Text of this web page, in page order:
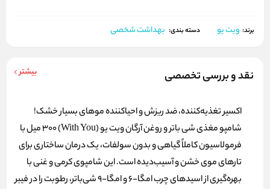
برند: ویت یو دسته بندی: بهداشت شخصی
نقد و بررسی تخصصی بیشتر
اکسیر تغذیه‌کننده، ضد ریزش و احیاکننده موهای بسیار خشک!
شامپو مغذی شی باتر و روغن آرگان ویت یو (With You) ۳۰۰ میل با
فرمولاسیون کاملاً گیاهی و بدون سولفات، یک درمان ساختاری برای
تارهای موی خشن و آسیب‌دیده است. این شامپوی کرمی و غنی با
بهره‌گیری از اسیدهای چرب امگا-۶ و امگا-۹ شی‌باتر، رطوبت را در فیبر